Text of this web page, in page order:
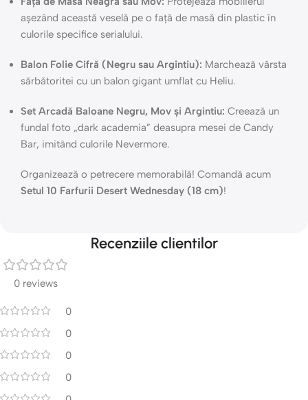
așezând această veselă pe o față de masă din plastic în
culorile specifice serialului.
Balon Folie Cifră (Negru sau Argintiu): Marchează vârsta
sărbătoritei cu un balon gigant umflat cu Heliu.
Set Arcadă Baloane Negru, Mov și Argintiu: Creează un
fundal foto „dark academia” deasupra mesei de Candy
Bar, imitând culorile Nevermore.
Organizează o petrecere memorabilă! Comandă acum
Setul 10 Farfurii Desert Wednesday (18 cm)!
Recenziile clientilor
0 reviews
0
0
0
0